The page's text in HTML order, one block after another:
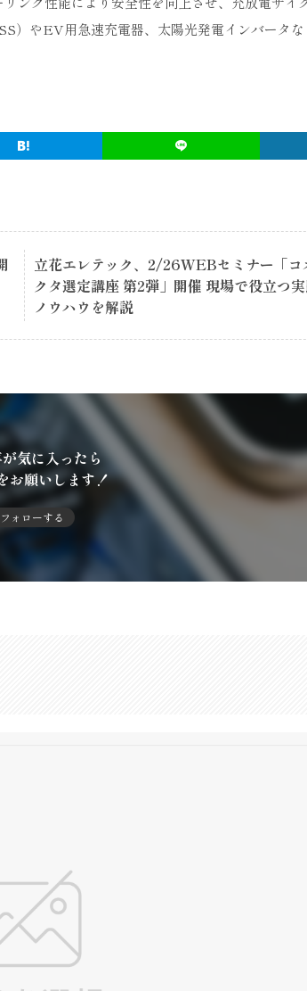
）やEV用急速充電器、太陽光発電インバータな
立花エレテック、2/26WEBセミナー「コ
クタ選定講座 第2弾」開催 現場で役立つ
ノウハウを解説
気に入ったら
お願いします！
フォローする